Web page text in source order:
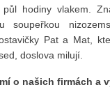
půl hodiny vlakem.
soupeřkou
Pat a Mat,
doslova milují.
o našich firmách a